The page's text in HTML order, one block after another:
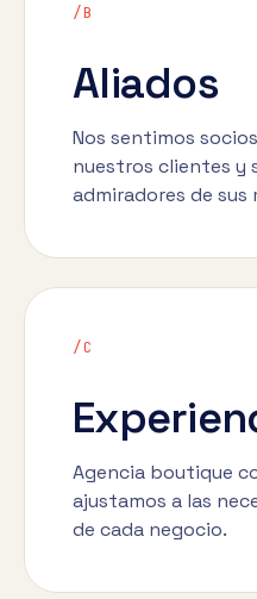
/B
Aliados
Nos sentimos
nuestros clientes y
admiradores de sus
/C
Agencia boutique
ajustamos a las
de cada negocio.